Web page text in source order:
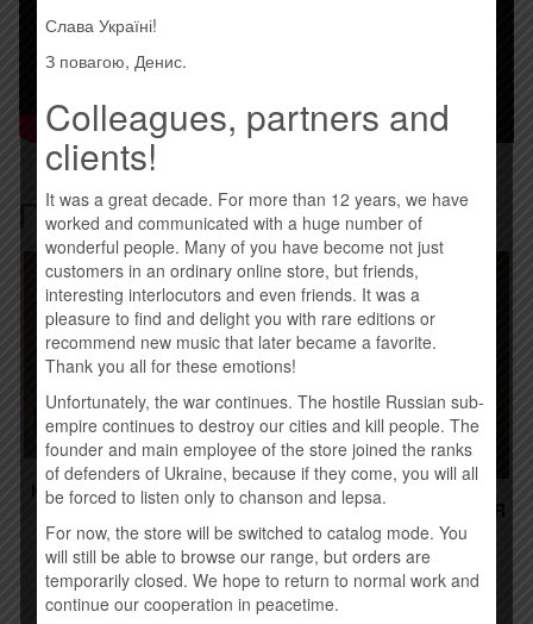
Похожие товары
КОНТРАБАНДА.COM.UA –
DREAMER (2015)
260,00грн.
Купить
CHRIS CORNELL – HIGHER
TRUTH (2015)
260,00грн.
Слава Україні!
З повагою, Денис.
Colleagues, partners and
clients!
It was a great decade. For more than 12 years, we have
worked and communicated with a huge number of
wonderful people. Many of you have become not just
customers in an ordinary online store, but friends,
interesting interlocutors and even friends. It was a
pleasure to find and delight you with rare editions or
recommend new music that later became a favorite.
Thank you all for these emotions!
Unfortunately, the war continues. The hostile Russian sub-
empire continues to destroy our cities and kill people. The
founder and main employee of the store joined the ranks
of defenders of Ukraine, because if they come, you will all
be forced to listen only to chanson and lepsa.
For now, the store will be switched to catalog mode. You
will still be able to browse our range, but orders are
temporarily closed. We hope to return to normal work and
continue our cooperation in peacetime.